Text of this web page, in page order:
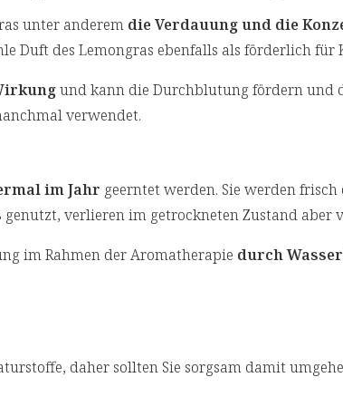
unter anderem die Verdauung und die
Duft des Lemongras ebenfalls als förderlich für
und kann die Durchblutung fördern und
verwendet.
im Jahr geerntet werden. Sie werden
genutzt, verlieren im getrockneten Zustand aber
im Rahmen der Aromatherapie durch
daher sollten Sie sorgsam damit